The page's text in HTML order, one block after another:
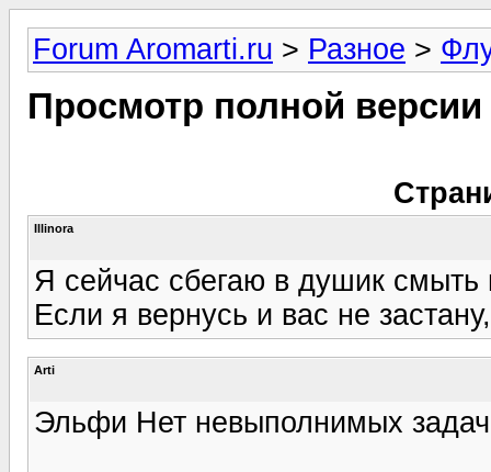
Forum Aromarti.ru > Разное >
Просмотр полной
Illinora
Я сейчас сбегаю в душик смыть
Если я вернусь и вас не
Arti
Эльфи Нет невыполнимых